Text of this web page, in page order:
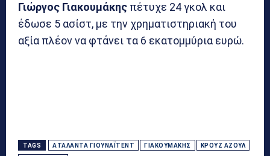
Γιώργος Γιακουμάκης πέτυχε 24 γκολ και
έδωσε 5 ασίστ, με την χρηματιστηριακή του
αξία πλέον να φτάνει τα 6 εκατομμύρια ευρώ.
TAGS ΑΤΑΛΆΝΤΑ ΓΙΟΥΝΆΙΤΕΝΤ ΓΙΑΚΟΥΜΆΚΗΣ ΚΡΟΎΖ ΑΖΟΎΛ